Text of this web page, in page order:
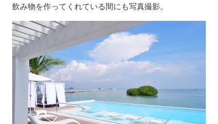
飲み物を作ってくれている間にも写真撮影。